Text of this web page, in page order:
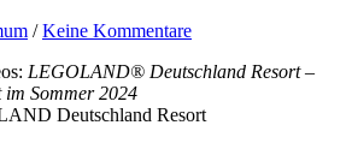
/Keine Kommentare
LEGOLAND® Deutschland Resort –
im Sommer 2024
Deutschland Resort